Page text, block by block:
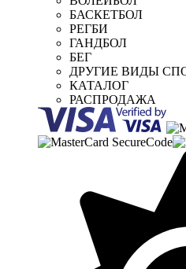
БАСКЕТБОЛ
РЕГБИ
ГАНДБОЛ
БЕГ
ДРУГИЕ ВИДЫ
КАТАЛОГ
РАСПРОДАЖА